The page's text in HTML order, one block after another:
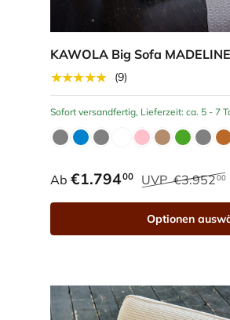
KAWOLA Big Sofa
★★★★★
(9)
Sofort versandfertig, Lieferzeit: ca. 5 - 7
Ab €1.79400 UVP €3.95200
Optionen